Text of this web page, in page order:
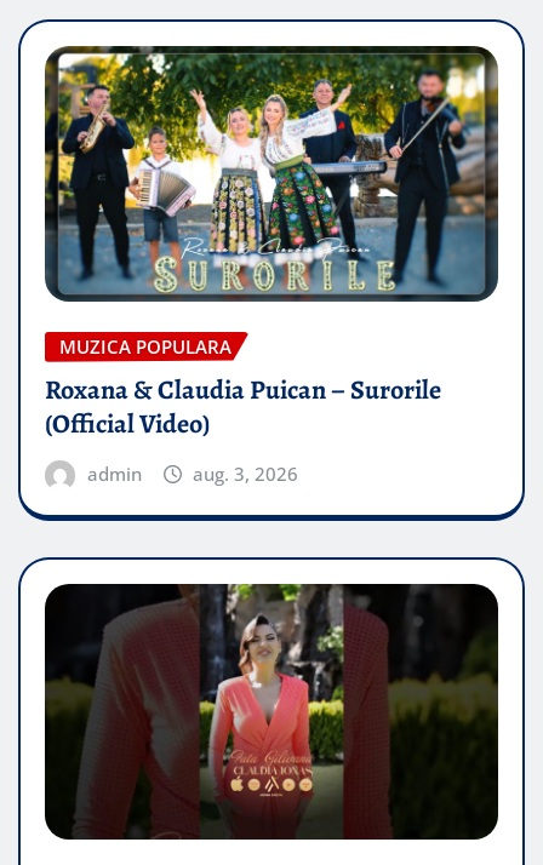
MUZICA POPULARA
Roxana & Claudia Puican – Surorile
(Official Video)
admin aug. 3, 2026